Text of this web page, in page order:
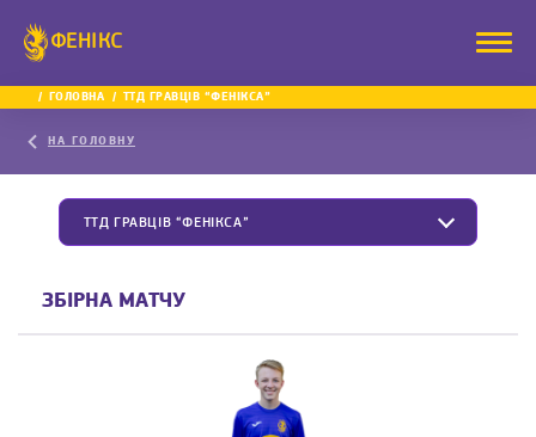
ФЕНІКС
ГОЛОВНА ТТД ГРАВЦІВ “ФЕНІКСА”
НА ГОЛОВНУ
ТТД ГРАВЦІВ “ФЕНІКСА”
ЗБІРНА МАТЧУ